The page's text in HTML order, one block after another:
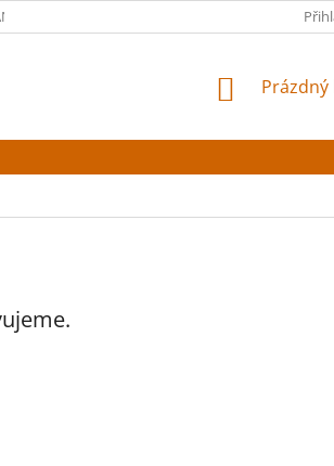
OSOBNÍCH ÚDAJŮ
Prázdný